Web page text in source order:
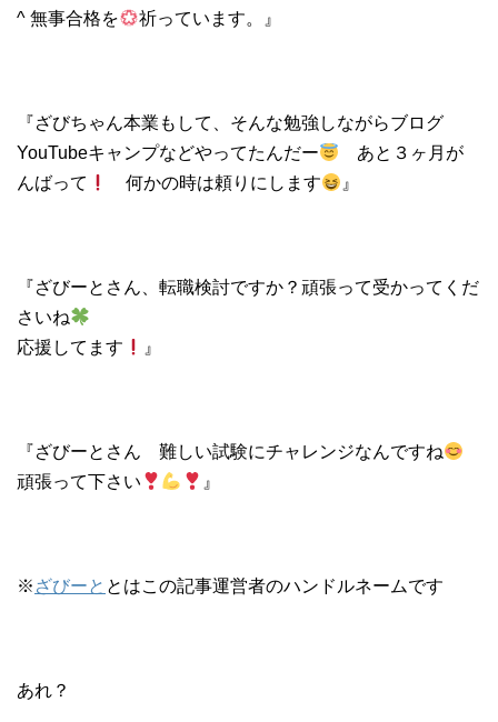
^ 無事合格を
祈っています。』
『ざびちゃん本業もして、そんな勉強しながらブログ
YouTubeキャンプなどやってたんだー
あと３ヶ月が
んばって
何かの時は頼りにします 』
『ざびーとさん、転職検討ですか？頑張って受かってくだ
さいね
応援してます
』
『ざびーとさん 難しい試験にチャレンジなんですね
頑張って下さい
』
※ ざびーと とはこの記事運営者のハンドルネームです
あれ？